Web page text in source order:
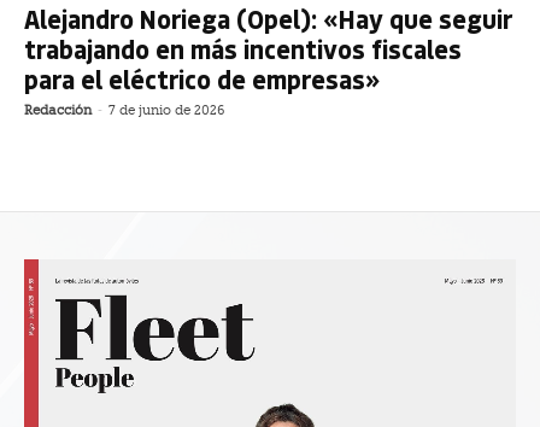
Alejandro Noriega (Opel): «Hay que seguir
trabajando en más incentivos fiscales
para el eléctrico de empresas»
Redacción - 7 de junio de 2026